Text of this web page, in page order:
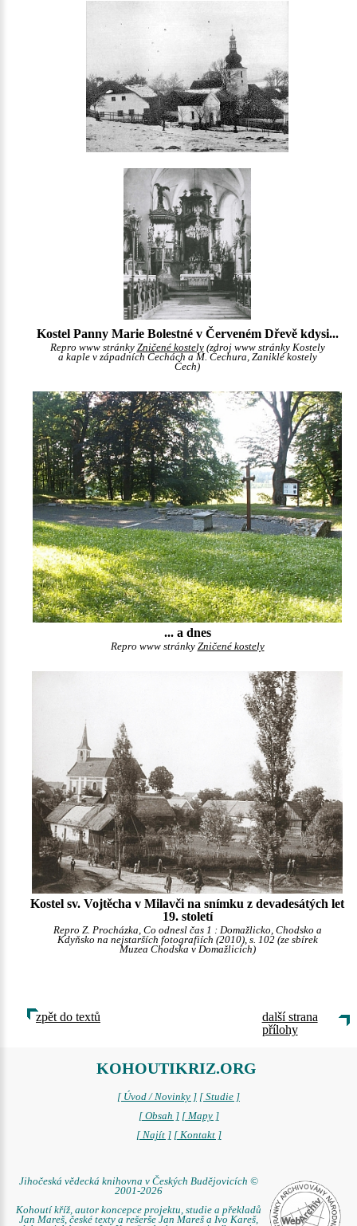
Kostel Panny Marie Bolestné v Červeném Dřevě kdysi...
Repro www stránky Zničené kostely(zdroj www stránky Kostely
a kaple v západních Čechách a M. Čechura, Zaniklé kostely
Čech)
... a dnes
Repro www stránky Zničené kostely
Kostel sv. Vojtěcha v Milavči na snímku z devadesátých let
19. století
Repro Z. Procházka, Co odnesl čas 1 : Domažlicko, Chodsko a
Kdyňsko na nejstarších fotografiích (2010), s. 102 (ze sbírek
Muzea Chodska v Domažlicích)
zpět do textů
další strana
přílohy
KOHOUTIKRIZ.ORG
[ Úvod / Novinky ] [ Studie ]
[ Obsah ] [ Mapy ]
[ Najít ] [ Kontakt ]
Jihočeská vědecká knihovna v Českých Budějovicích ©
2001-2026
Kohoutí kříž, autor koncepce projektu, studie a překladů
Jan Mareš, české texty a rešerše Jan Mareš a Ivo Kareš,